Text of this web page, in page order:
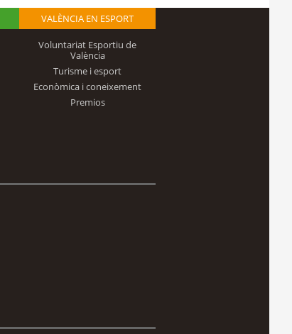
VALÈNCIA EN ESPORT
Voluntariat Esportiu de
València
Turisme i esport
Econòmica i coneixement
Premios